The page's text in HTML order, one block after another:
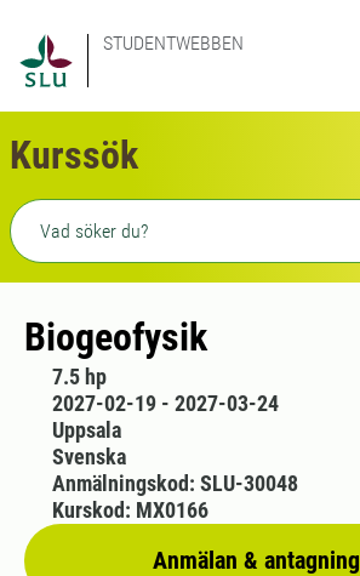
STUDENTWEBBEN
Kurssök
Fritext sökning
Biogeofysik
7.5 hp
2027-02-19 - 2027-03-24
Uppsala
Svenska
Anmälan & antagning
Anmälningskod: SLU-30048
Kurskod: MX0166